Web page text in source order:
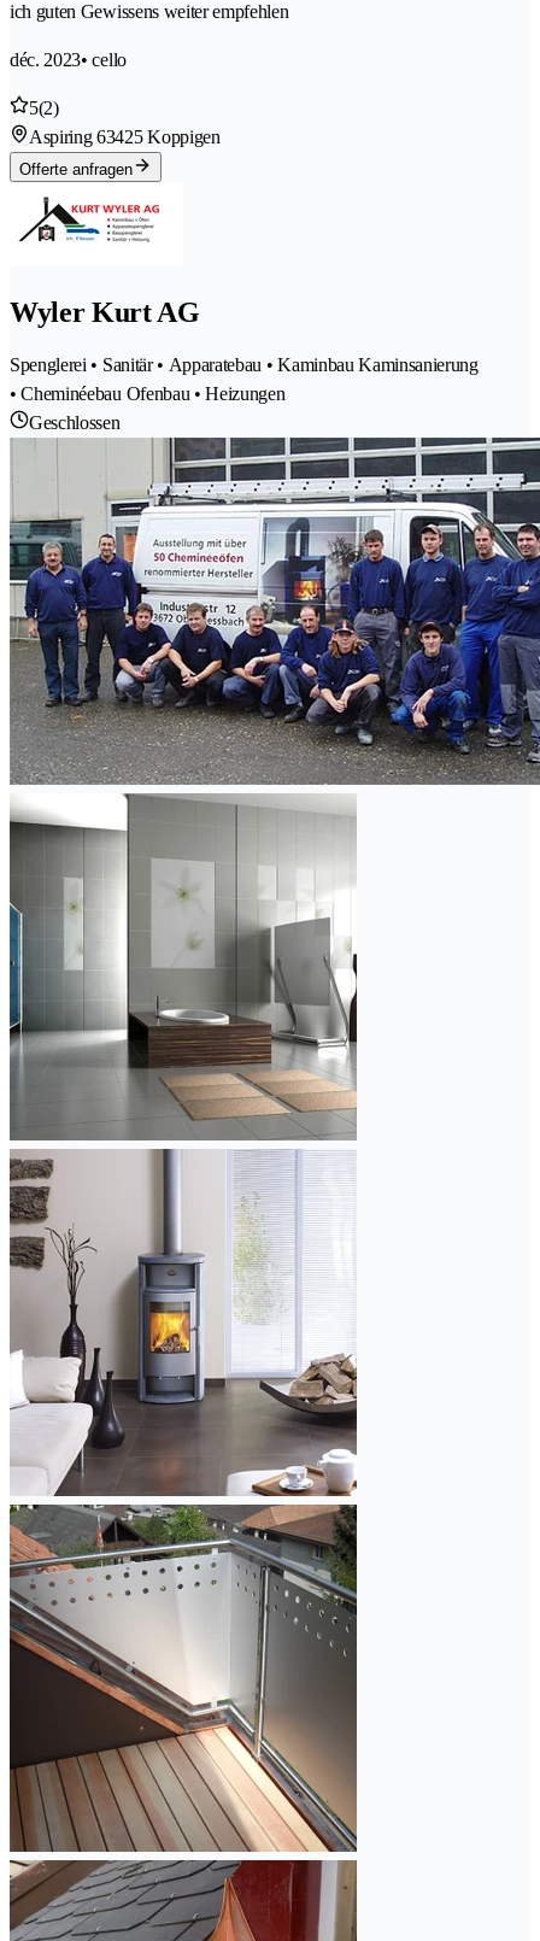
ich guten Gewissens weiter empfehlen
déc. 2023• cello
5(2)
Aspiring 63425 Koppigen
Offerte anfragen
Wyler Kurt AG
Spenglerei • Sanitär • Apparatebau • Kaminbau Kaminsanierung
• Cheminéebau Ofenbau • Heizungen
Geschlossen